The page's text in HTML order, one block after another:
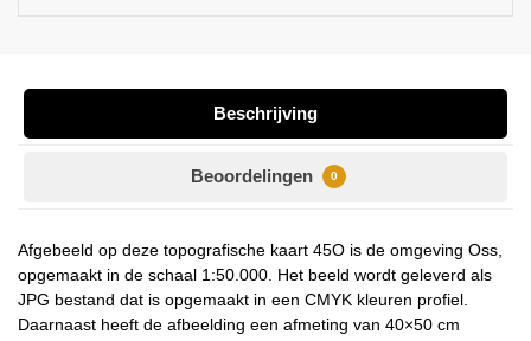
Beschrijving
Beoordelingen 0
Afgebeeld op deze topografische kaart 45O is de omgeving Oss,
opgemaakt in de schaal 1:50.000. Het beeld wordt geleverd als
JPG bestand dat is opgemaakt in een CMYK kleuren profiel.
Daarnaast heeft de afbeelding een afmeting van 40×50 cm